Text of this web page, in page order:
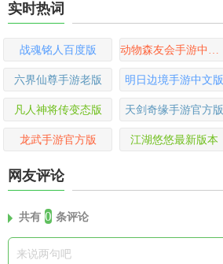
实时热词
战魂铭人百度版 动物森友会手游中文版
六界仙尊手游老版 明日边境手游中文版
凡人神将传变态版 天剑奇缘手游官方版
龙武手游官方版 江湖悠悠最新版本
网友评论
共有 0 条评论